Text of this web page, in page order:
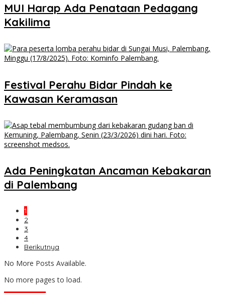
MUI Harap Ada Penataan Pedagang
Kakilima
Festival Perahu Bidar Pindah ke
Kawasan Keramasan
Ada Peningkatan Ancaman Kebakaran
di Palembang
1
2
3
4
Berikutnya
No More Posts Available.
No more pages to load.